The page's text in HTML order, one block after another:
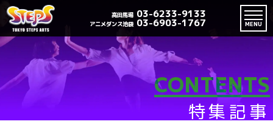
高田馬場 03-6233-9133
アニメダンス池袋 03-6903-1767 MENU
CONTENTS
特集記事